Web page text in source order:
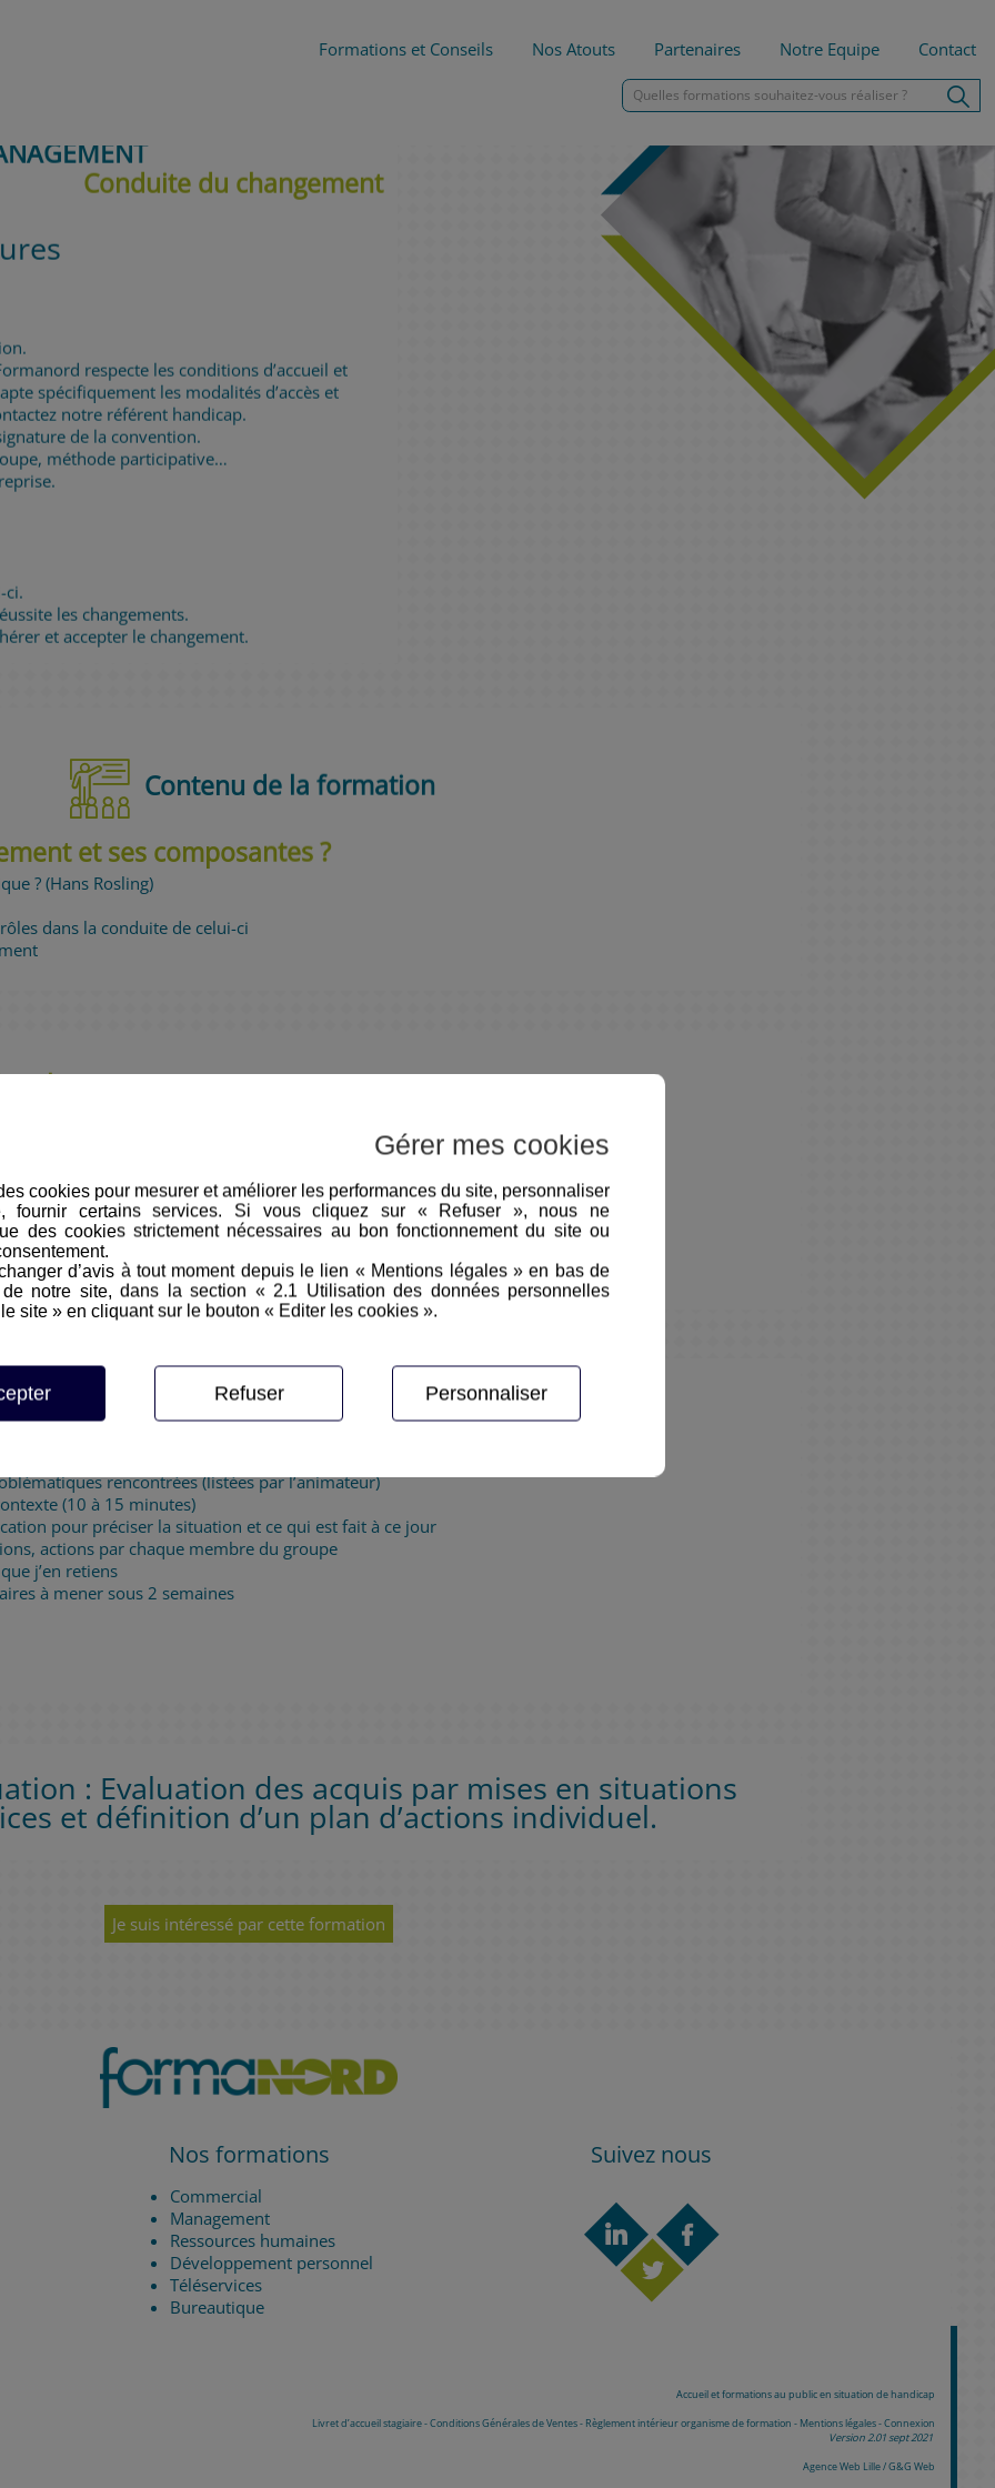
Formations et Conseils Nos Atouts Partenaires Notre Equipe Contact
Conduite du changement
respecte les conditions d’accueil et
spécifiquement les modalités d’accès et
notre référent handicap.
de la convention.
méthode participative…
ci.
les changements.
et accepter le changement.
Contenu de la formation
et ses composantes ?
? (Hans Rosling)
dans la conduite de celui-ci
changements
en place dans l’entreprise depuis 5 ans
changements
appuyer le changement
(MOVE)
des acteurs concernés
d’acceptation du changement
aux changements
Co-développement
rencontrées (listées par l’animateur)
(10 à 15 minutes)
pour préciser la situation et ce qui est fait à ce jour
actions par chaque membre du groupe
j’en retiens
à mener sous 2 semaines
: Evaluation des acquis par mises en situations
et définition d’un plan d’actions individuel.
Je suis intéressé par cette formation
Nos formations
Commercial
Management
Ressources humaines
Développement personnel
Téléservices
Bureautique
Suivez nous
Accueil et formations au public en situation de handicap
Livret d’accueil stagiaire-Conditions Générales de Ventes- Règlement intérieur organisme de formation - Mentions légales-Connexion
Version 2.01 sept 2021
Agence Web Lille / G&G Web
Gérer mes cookies
cookies pour mesurer et améliorer les performances du site, personnaliser
fournir certains services. Si vous cliquez sur « Refuser », nous ne
des cookies strictement nécessaires au bon fonctionnement du site ou
d’avis à tout moment depuis le lien « Mentions légales » en bas de
notre site, dans la section « 2.1 Utilisation des données personnelles
site » en cliquant sur le bouton « Editer les cookies ».
Refuser Personnaliser